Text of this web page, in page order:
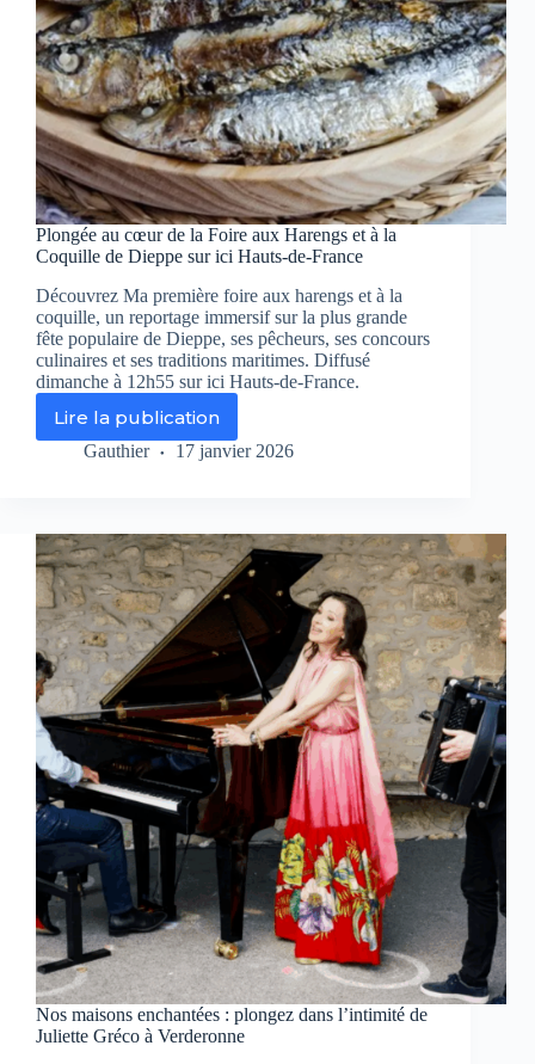
Plongée au cœur de la Foire aux Harengs et à la
Coquille de Dieppe sur ici Hauts-de-France
Découvrez Ma première foire aux harengs et à la
coquille, un reportage immersif sur la plus grande
fête populaire de Dieppe, ses pêcheurs, ses concours
culinaires et ses traditions maritimes. Diffusé
dimanche à 12h55 sur ici Hauts-de-France.
Lire la publication
Plongée
au
Foire
aux
Harengs
et
à
la
Coquille
Dieppe
sur
ici
Hauts-
de-
France
Gauthier 17 janvier 2026
Nos maisons enchantées : plongez dans l’intimité de
Juliette Gréco à Verderonne